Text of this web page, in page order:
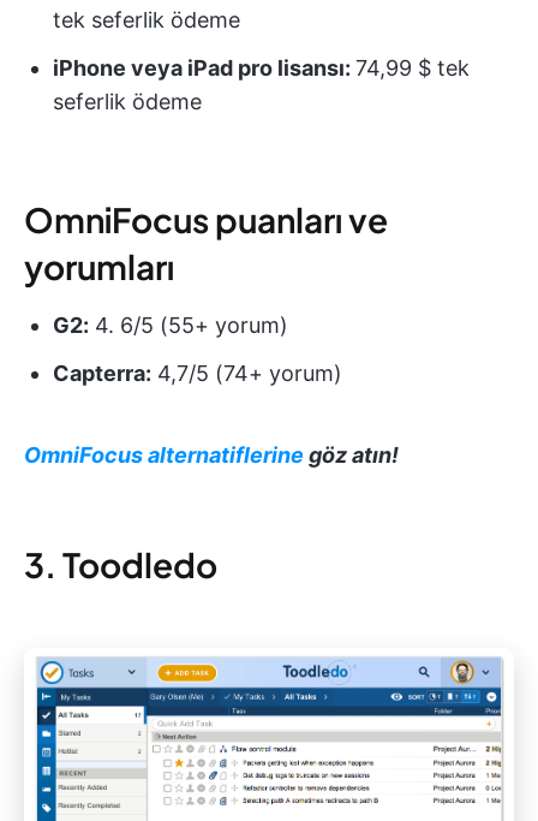
tek seferlik ödeme
iPhone veya iPad pro lisansı: 74,99 $ tek
seferlik ödeme
OmniFocus puanları ve
yorumları
G2: 4. 6/5 (55+ yorum)
Capterra: 4,7/5 (74+ yorum)
OmniFocus alternatiflerine göz atın!
3. Toodledo